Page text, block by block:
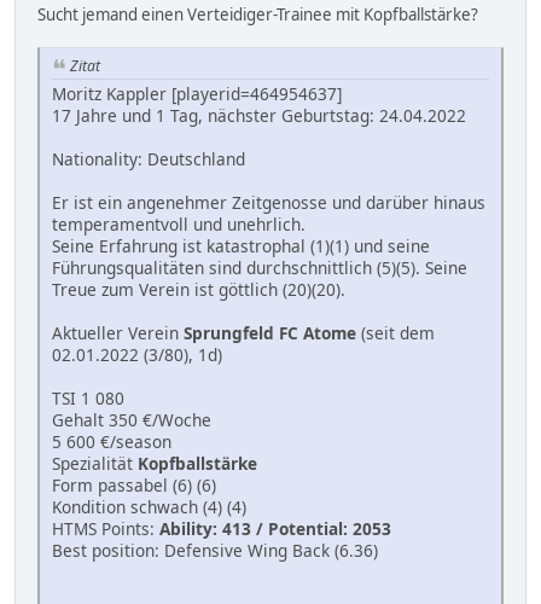
Sucht jemand einen Verteidiger-Trainee mit Kopfballstärke?
Zitat
Moritz Kappler [playerid=464954637]
17 Jahre und 1 Tag, nächster Geburtstag: 24.04.2022
Nationality: Deutschland
Er ist ein angenehmer Zeitgenosse und darüber hinaus
temperamentvoll und unehrlich.
Seine Erfahrung ist katastrophal (1)(1) und seine
Führungsqualitäten sind durchschnittlich (5)(5). Seine
Treue zum Verein ist göttlich (20)(20).
Aktueller Verein Sprungfeld FC Atome (seit dem
02.01.2022 (3/80), 1d)
TSI 1 080
Gehalt 350 €/Woche
5 600 €/season
Spezialität Kopfballstärke
Form passabel (6) (6)
Kondition schwach (4) (4)
HTMS Points: Ability: 413 / Potential: 2053
Best position: Defensive Wing Back (6.36)